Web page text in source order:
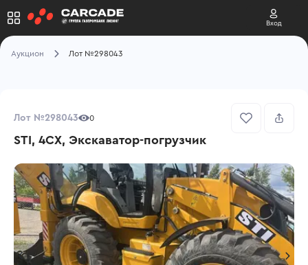
Вход
Аукцион Лот №298043
Лот №298043 0
STI, 4CX, Экскаватор-погрузчик